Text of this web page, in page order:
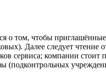
том, чтобы
Далее следует
сервиса; компании
(подконтрольных